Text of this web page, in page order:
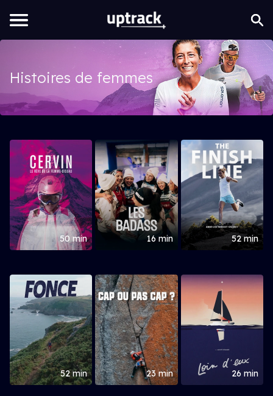
Histoires de femmes
50 min 16 min 52 min
52 min 23 min 26 min